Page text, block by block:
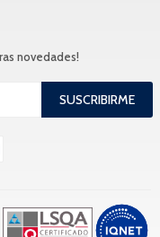
novedades!
SUSCRIBIRME